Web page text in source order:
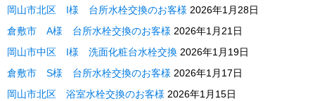
岡山市北区 I様 台所水栓交換のお客様 2026年1月28日
倉敷市 A様 台所水栓交換のお客様 2026年1月21日
岡山市中区 I様 洗面化粧台水栓交換 2026年1月19日
倉敷市 S様 台所水栓交換のお客様 2026年1月17日
岡山市北区 浴室水栓交換のお客様 2026年1月15日